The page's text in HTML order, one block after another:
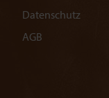
Datenschutz
AGB